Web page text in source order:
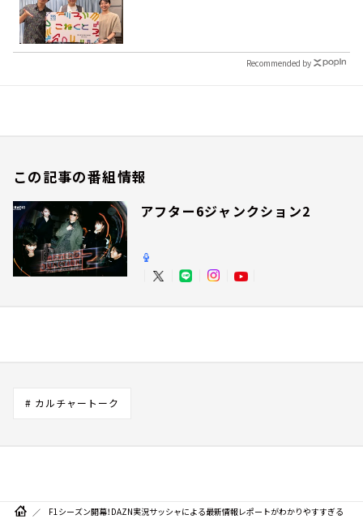
Recommended by
この記事の番組情報
アフター6ジャンクション2
# カルチャートーク
F1シーズン開幕！DAZN実況サッシャによる最新情報レポートがわかりやすすぎる